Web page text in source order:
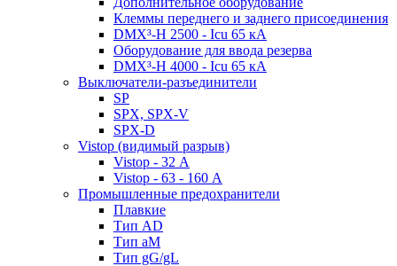
Клеммы переднего и заднего присоединения
DMX³-H 2500 - Icu 65 кА
Оборудование для ввода резерва
DMX³-H 4000 - Icu 65 кА
Выключатели-разъединители
SP
SPX, SPX-V
SPX-D
Vistop (видимый разрыв)
Vistop - 32 А
Vistop - 63 - 160 А
Промышленные предохранители
Плавкие
Тип AD
Тип aM
Тип gG/gL